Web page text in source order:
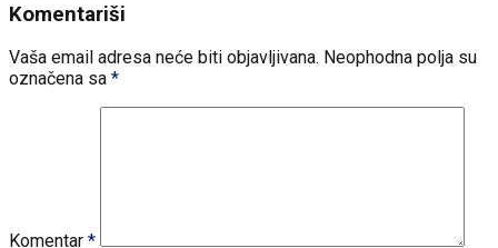
Komentariši
Vaša email adresa neće biti objavljivana. Neophodna polja su
označena sa *
Komentar *